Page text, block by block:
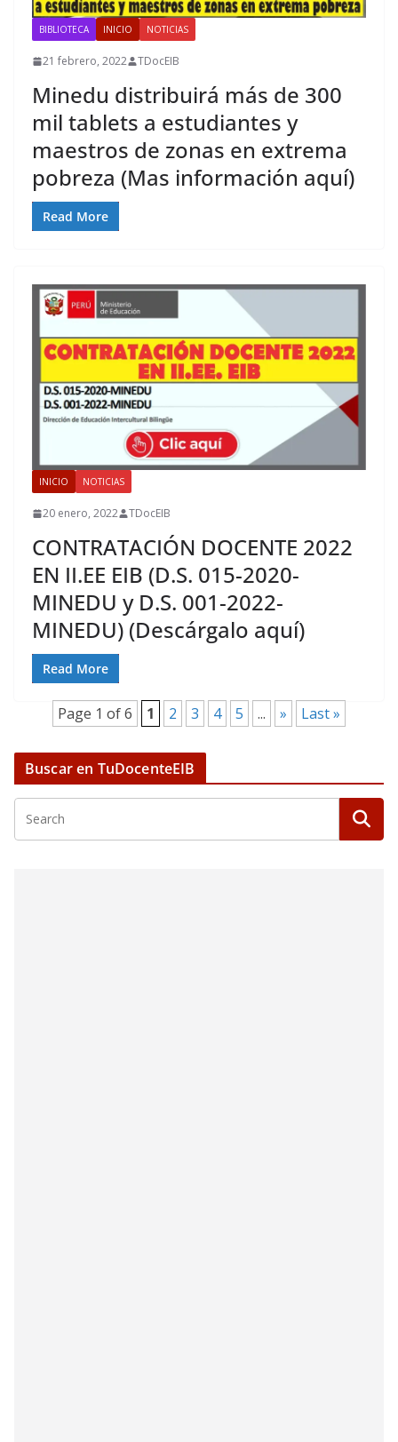
BIBLIOTECA INICIO NOTICIAS
21 febrero, 2022 TDocEIB
Minedu distribuirá más de 300
mil tablets a estudiantes y
maestros de zonas en extrema
pobreza (Mas información aquí)
Read More
INICIO NOTICIAS
20 enero, 2022 TDocEIB
CONTRATACIÓN DOCENTE 2022
EN II.EE EIB (D.S. 015-2020-
MINEDU y D.S. 001-2022-
MINEDU) (Descárgalo aquí)
Read More
Page 1 of 6 1 2 3 4 5 ... » Last »
Buscar en TuDocenteEIB